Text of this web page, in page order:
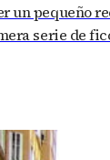
un pequeño
serie de